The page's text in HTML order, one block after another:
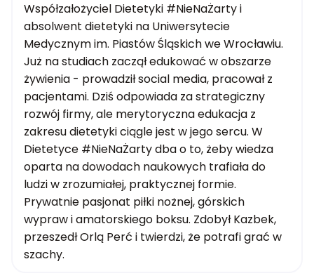
Współzałożyciel Dietetyki #NieNaŻarty i
absolwent dietetyki na Uniwersytecie
Medycznym im. Piastów Śląskich we Wrocławiu.
Już na studiach zaczął edukować w obszarze
żywienia - prowadził social media, pracował z
pacjentami. Dziś odpowiada za strategiczny
rozwój firmy, ale merytoryczna edukacja z
zakresu dietetyki ciągle jest w jego sercu. W
Dietetyce #NieNaŻarty dba o to, żeby wiedza
oparta na dowodach naukowych trafiała do
ludzi w zrozumiałej, praktycznej formie.
Prywatnie pasjonat piłki nożnej, górskich
wypraw i amatorskiego boksu. Zdobył Kazbek,
przeszedł Orlą Perć i twierdzi, że potrafi grać w
szachy.